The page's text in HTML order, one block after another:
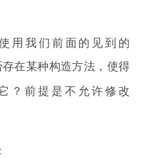
用我们前面的见到的
在某种构造方法，使得
？前提是不允许修改